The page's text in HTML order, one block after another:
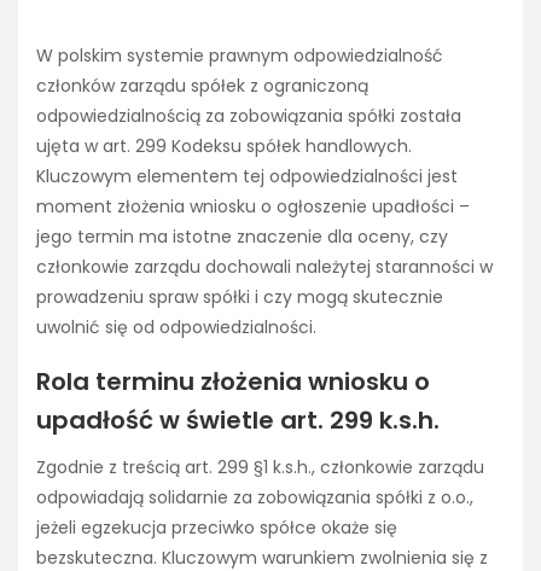
W polskim systemie prawnym odpowiedzialność
członków zarządu spółek z ograniczoną
odpowiedzialnością za zobowiązania spółki została
ujęta w art. 299 Kodeksu spółek handlowych.
Kluczowym elementem tej odpowiedzialności jest
moment złożenia wniosku o ogłoszenie upadłości –
jego termin ma istotne znaczenie dla oceny, czy
członkowie zarządu dochowali należytej staranności w
prowadzeniu spraw spółki i czy mogą skutecznie
uwolnić się od odpowiedzialności.
Rola terminu złożenia wniosku o
upadłość w świetle art. 299 k.s.h.
Zgodnie z treścią art. 299 §1 k.s.h., członkowie zarządu
odpowiadają solidarnie za zobowiązania spółki z o.o.,
jeżeli egzekucja przeciwko spółce okaże się
bezskuteczna. Kluczowym warunkiem zwolnienia się z